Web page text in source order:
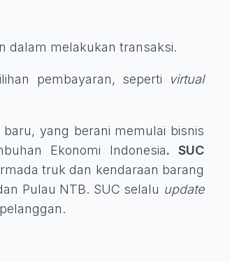
dalam melakukan transaksi.
pembayaran, seperti
virtual
yang berani memulai bisnis
Ekonomi Indonesia. SUC
truk dan kendaraan barang
Pulau NTB. SUC selalu update